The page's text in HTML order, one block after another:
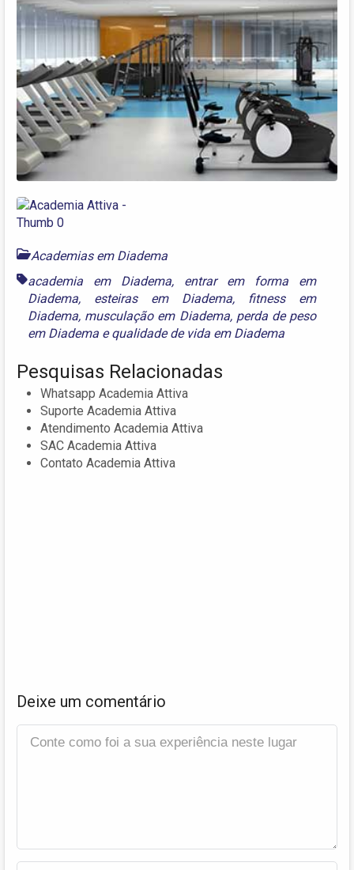
Academias em Diadema
academia em Diadema, entrar em forma em
Diadema, esteiras em Diadema, fitness em
Diadema, musculação em Diadema, perda de peso
em Diadema equalidade de vida em Diadema
Pesquisas Relacionadas
Whatsapp Academia Attiva
Suporte Academia Attiva
Atendimento Academia Attiva
SAC Academia Attiva
Contato Academia Attiva
Deixe um comentário